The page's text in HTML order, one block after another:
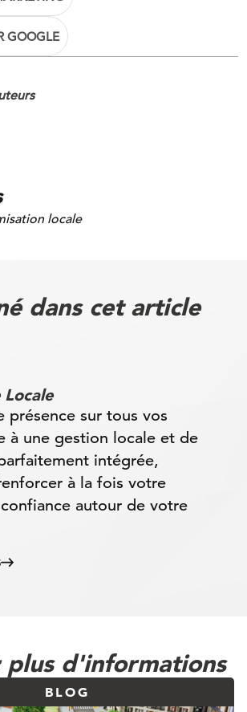
GOOGLE
locale
dans cet article
Locale
présence sur tous vos
à une gestion locale et de
intégrée,
à la fois votre
autour de votre
plus d'informations
BLOG